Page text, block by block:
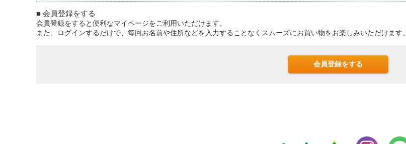
■ 会員登録をする
会員登録をすると便利なマイページをご利用いただけます。
また、ログインするだけで、毎回お名前や住所などを入力することなくスムーズにお買い物をお楽しみいただけます。
会員登録をする